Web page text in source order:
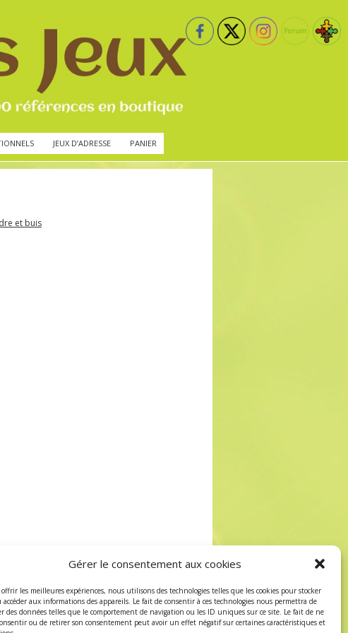
Gérer le consentement aux cookies
offrir les meilleures expériences, nous utilisons des technologies telles que les cookies pour stocker
accéder aux informations des appareils. Le fait de consentir à ces technologies nous permettra de
des données telles que le comportement de navigation ou les ID uniques sur ce site. Le fait de ne
ou de retirer son consentement peut avoir un effet négatif sur certaines caractéristiques et
JEUX D’ADRESSE PANIER
et buis